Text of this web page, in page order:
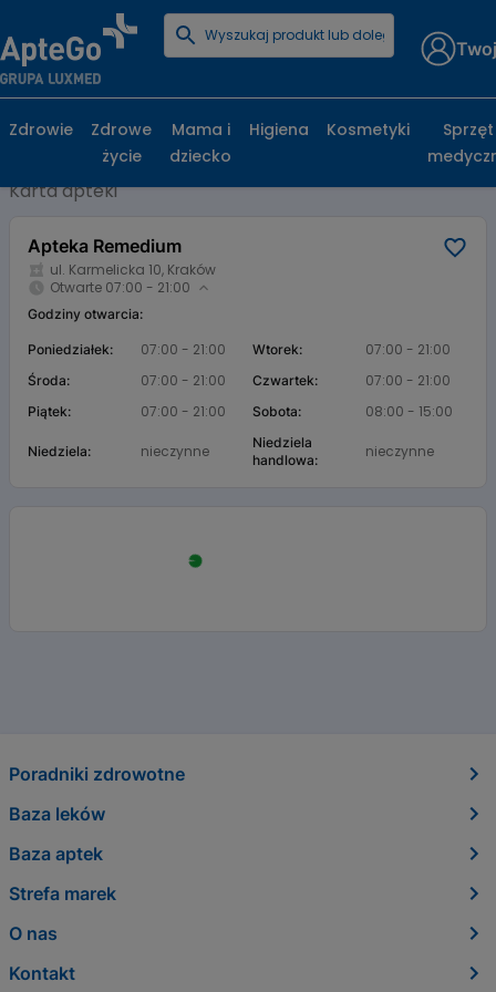
Strona główna
Apteka Remedium, ul. Karmelicka 10,
Karta apteki
Apteka Remedium
ul. Karmelicka 10, Kraków
Otwarte 07:00 - 21:00
Godziny otwarcia:
Poniedziałek: 07:00 - 21:00 Wtorek: 07:00 - 21:00
Środa: 07:00 - 21:00 Czwartek: 07:00 - 21:00
Piątek: 07:00 - 21:00 Sobota: 08:00 - 15:00
Niedziela: nieczynne
Niedziela
handlowa:
nieczynne
Zdrowie
Zdrowe
życie
Mama i
dziecko
Higiena Kosmetyki
Sprzęt
Poradniki zdrowotne
Baza leków
Baza aptek
Strefa marek
O nas
Kontakt